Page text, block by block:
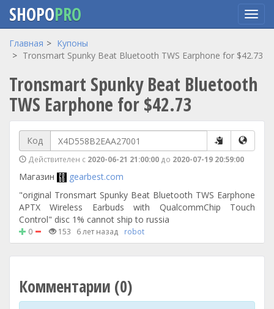
Перейти
содержанию
SHOPOPRO
Главная
Купоны
Tronsmart Spunky Beat Bluetooth TWS Earphone for $42.73
Tronsmart Spunky Beat Bluetooth
TWS Earphone for $42.73
Код
Действителен с 2020-06-21 21:00:00 до 2020-07-19 20:59:00
Магазин
gearbest.com
"original Tronsmart Spunky Beat Bluetooth TWS Earphone
APTX Wireless Earbuds with QualcommChip Touch
Control" disc 1% cannot ship to russia
0 153 6 лет назад robot
Комментарии (0)